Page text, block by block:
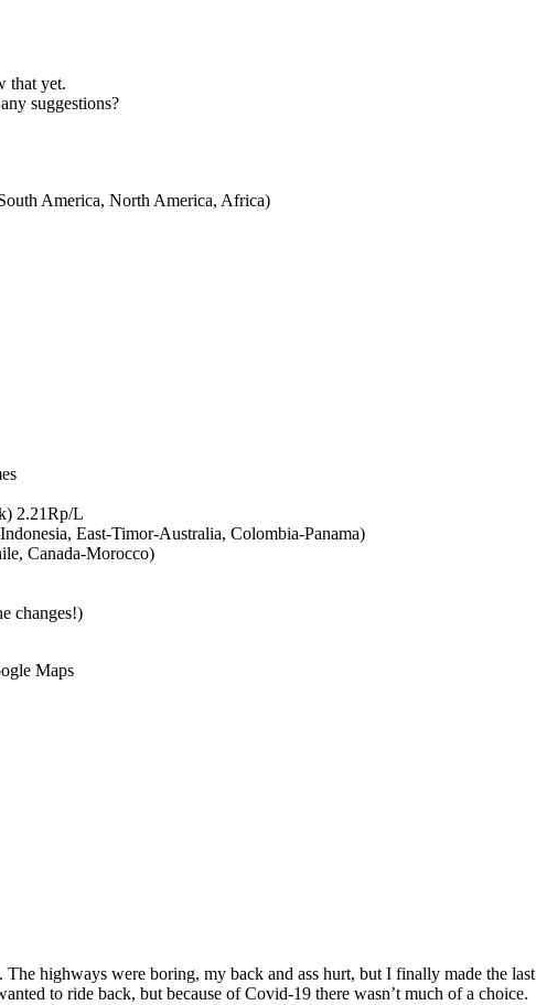
that yet.
suggestions?
America, North America, Africa)
2.21Rp/L
East-Timor-Australia, Colombia-Panama)
Canada-Morocco)
changes!)
Maps
highways were boring, my back and ass hurt, but I finally made the last
to ride back, but because of Covid-19 there wasn’t much of a choice.